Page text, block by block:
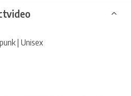
| Unisex